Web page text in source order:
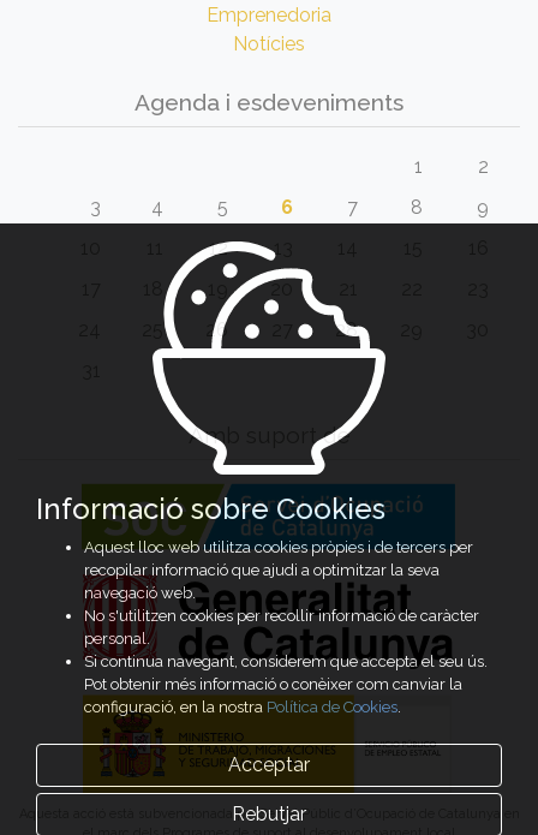
Emprenedoria
Notícies
Agenda i esdeveniments
1
2
3
4 5 6 7 8
9
12 13
20
26 28
Amb suport de
Aquesta acció està subvencionada pel Servei Públic d’Ocupació de Catalunya en
Informació sobre Cookies
Aquest lloc web utilitza cookies pròpies i de tercers per
recopilar informació que ajudi a optimitzar la seva
navegació web.
No s'utilitzen cookies per recollir informació de caràcter
personal.
Si continua navegant, considerem que accepta el seu ús.
Pot obtenir més informació o conèixer com canviar la
configuració, en la nostra Política de Cookies.
Acceptar
Rebutjar